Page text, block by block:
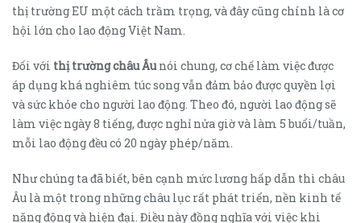
thị trường EU một cách trầm trọng, và đây cũng chính là cơ
hội lớn cho lao động Việt Nam.
Đối với thị trường châu Âunói chung, cơ chế làm việc được
áp dụng khá nghiêm túc song vẫn đảm bảo được quyền lợi
và sức khỏe cho người lao động. Theo đó, người lao động sẽ
làm việc ngày 8 tiếng, được nghỉ nửa giờ và làm 5 buổi/tuần,
mỗi lao động đều có 20 ngày phép/năm.
Như chúng ta đã biết, bên cạnh mức lương hấp dẫn thì châu
Âu là một trong những châu lục rất phát triển, nền kinh tế
năng động và hiện đại. Điều này đồng nghĩa với việc khi